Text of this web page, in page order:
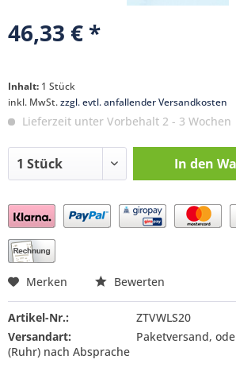
46,33 € *
Inhalt: 1 Stück
inkl. MwSt.zzgl. evtl. anfallender Versandkosten
Lieferzeit unter Vorbehalt 2 - 3 Wochen
In den
Preis anfragen
Merken Bewerten
Artikel-Nr.:
ZTVWLS20
Versandart:
Paketversand,
(Ruhr) nach Absprache